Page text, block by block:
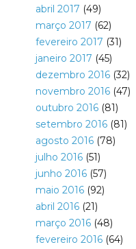
abril 2017 (49)
março 2017 (62)
fevereiro 2017 (31)
janeiro 2017 (45)
dezembro 2016(32)
novembro 2016(47)
outubro 2016(81)
setembro 2016(81)
agosto 2016(78)
julho 2016(51)
junho 2016(57)
maio 2016(92)
abril 2016(21)
março 2016(48)
fevereiro 2016(64)